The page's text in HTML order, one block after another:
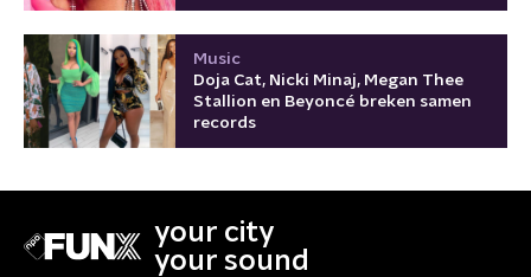
Music
Doja Cat, Nicki Minaj, Megan Thee
Stallion en Beyoncé breken samen
records
your city
your sound